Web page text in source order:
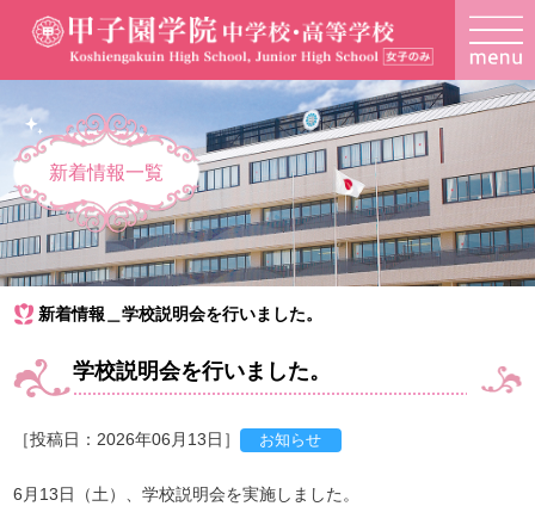
新着情報一覧
新着情報＿学校説明会を行いました。
学校説明会を行いました。
［投稿日：2026年06月13日］
6月13日（土）、学校説明会を実施しました。